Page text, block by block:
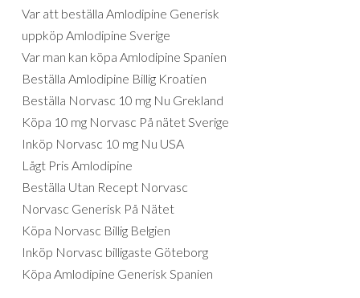
Var att beställa Amlodipine Generisk
uppköp Amlodipine Sverige
Var man kan köpa Amlodipine Spanien
Beställa Amlodipine Billig Kroatien
Beställa Norvasc 10 mg Nu Grekland
Köpa 10 mg Norvasc På nätet Sverige
Inköp Norvasc 10 mg Nu USA
Lågt Pris Amlodipine
Beställa Utan Recept Norvasc
Norvasc Generisk På Nätet
Köpa Norvasc Billig Belgien
Inköp Norvasc billigaste Göteborg
Köpa Amlodipine Generisk Spanien